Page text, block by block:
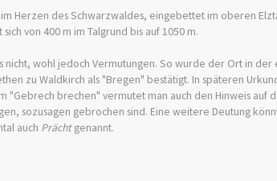
Herzen des Schwarzwaldes, eingebettet im oberen
von 400 m im Talgrund bis auf 1050 m.
nicht, wohl jedoch Vermutungen. So wurde der Ort in
zu Waldkirch als "Bregen" bestätigt. In späteren
"Gebrech brechen" vermutet man auch den Hinweis
sozusagen gebrochen sind. Eine weitere Deutung
auch Prächtgenannt.